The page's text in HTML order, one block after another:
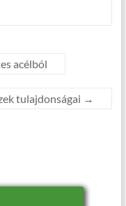
acélból
tulajdonságai →